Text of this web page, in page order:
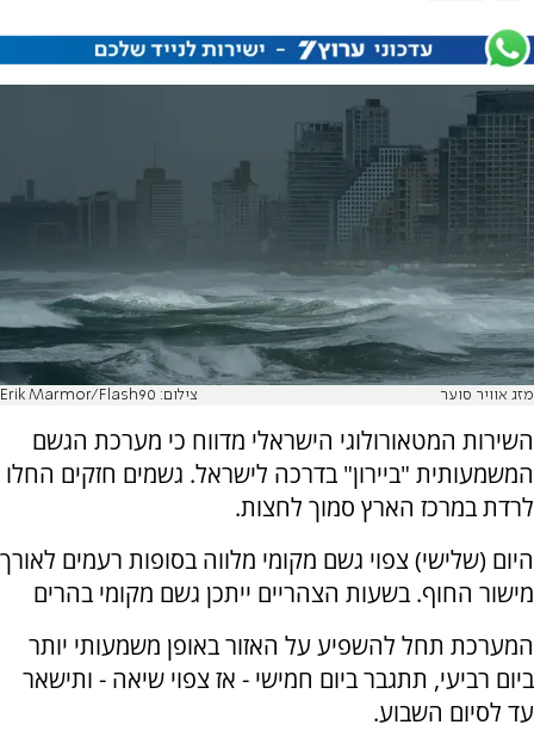
מזג אוויר סוער צילום: Erik Marmor/Flash90
השירות המטאורולוגי הישראלי מדווח כי מערכת הגשם
המשמעותית "ביירון" בדרכה לישראל. גשמים חזקים החלו
לרדת במרכז הארץ סמוך לחצות.
היום (שלישי) צפוי גשם מקומי מלווה בסופות רעמים לאורך
מישור החוף. בשעות הצהריים ייתכן גשם מקומי בהרים
המערכת תחל להשפיע על האזור באופן משמעותי יותר
ביום רביעי, תתגבר ביום חמישי - אז צפוי שיאה - ותישאר
עד לסיום השבוע.